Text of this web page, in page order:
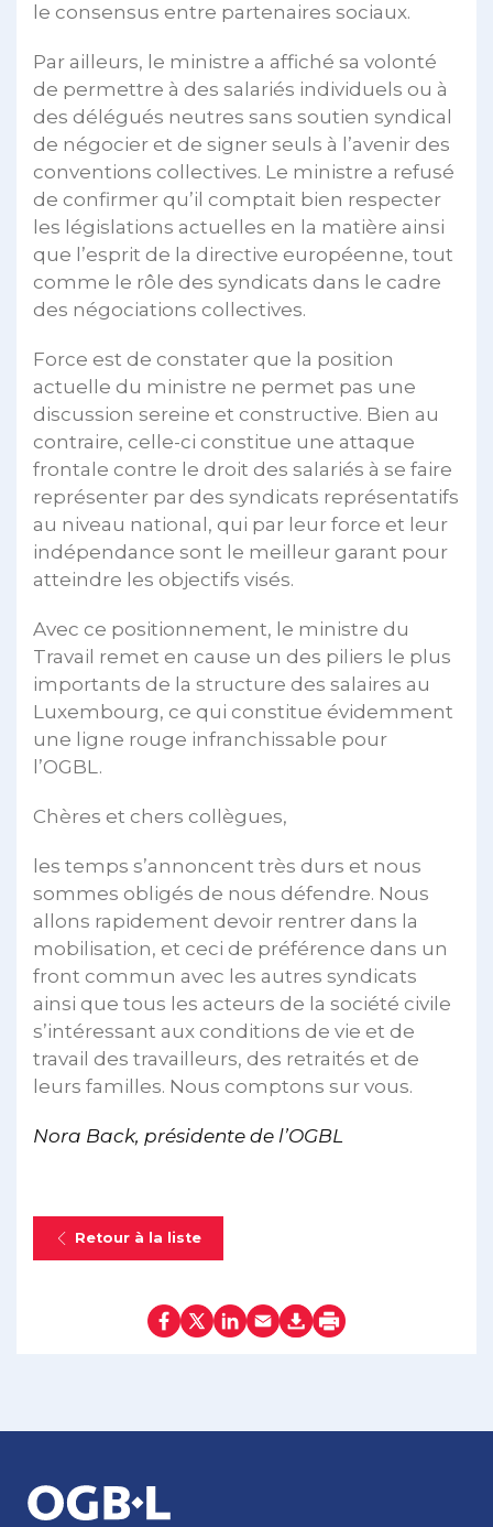
le consensus entre partenaires sociaux.
Par ailleurs, le ministre a affiché sa volonté
de permettre à des salariés individuels ou à
des délégués neutres sans soutien syndical
de négocier et de signer seuls à l’avenir des
conventions collectives. Le ministre a refusé
de confirmer qu’il comptait bien respecter
les législations actuelles en la matière ainsi
que l’esprit de la directive européenne, tout
comme le rôle des syndicats dans le cadre
des négociations collectives.
Force est de constater que la position
actuelle du ministre ne permet pas une
discussion sereine et constructive. Bien au
contraire, celle-ci constitue une attaque
frontale contre le droit des salariés à se faire
représenter par des syndicats représentatifs
au niveau national, qui par leur force et leur
indépendance sont le meilleur garant pour
atteindre les objectifs visés.
Avec ce positionnement, le ministre du
Travail remet en cause un des piliers le plus
importants de la structure des salaires au
Luxembourg, ce qui constitue évidemment
une ligne rouge infranchissable pour
l’OGBL.
Chères et chers collègues,
les temps s’annoncent très durs et nous
sommes obligés de nous défendre. Nous
allons rapidement devoir rentrer dans la
mobilisation, et ceci de préférence dans un
front commun avec les autres syndicats
ainsi que tous les acteurs de la société civile
s’intéressant aux conditions de vie et de
travail des travailleurs, des retraités et de
leurs familles. Nous comptons sur vous.
Nora Back, présidente de l’OGBL
Retour à la liste